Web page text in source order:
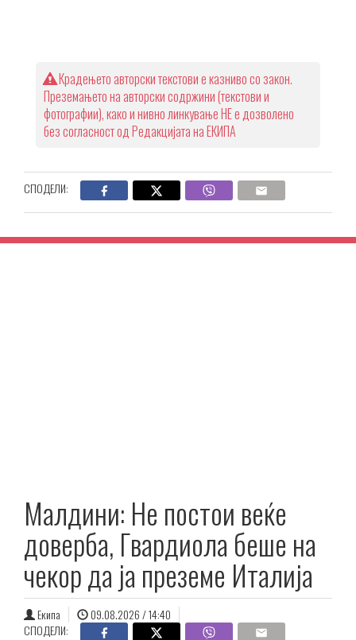
Крадењето авторски текстови е казниво со закон.
Преземањето на авторски содржини (текстови и
фотографии), како и нивно линкување НЕ е дозволено
без согласност од Редакцијата на ЕКИПА
СПОДЕЛИ:
Малдини: Не постои веќе
доверба, Гвардиола беше на
чекор да ја преземе Италија
Екипа
09.08.2026 / 14:40
СПОДЕЛИ: